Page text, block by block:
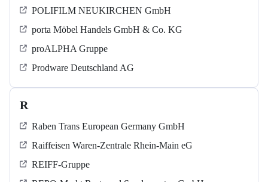
POLIFILM NEUKIRCHEN GmbH
porta Möbel Handels GmbH & Co. KG
proALPHA Gruppe
Prodware Deutschland AG
R
Raben Trans European Germany GmbH
Raiffeisen Waren-Zentrale Rhein-Main eG
REIFF-Gruppe